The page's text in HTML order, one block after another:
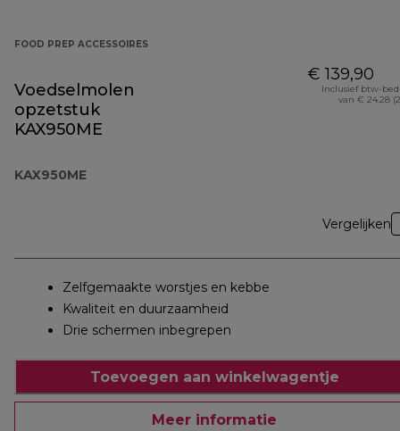
FOOD PREP ACCESSOIRES
Voedselmolen
opzetstuk
KAX950ME
KAX950ME
€ 139,90
Inclusief btw-
van € 24,28
Vergelijken
Zelfgemaakte worstjes en kebbe
Kwaliteit en duurzaamheid
Drie schermen inbegrepen
Toevoegen aan winkelwagentje
Meer informatie